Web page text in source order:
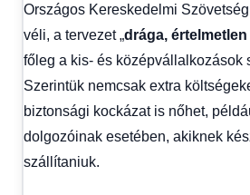
Országos Kereskedelmi
véli, a tervezet „drága,
főleg a kis- és középvállalkozások
Szerintük nemcsak extra
biztonsági kockázat is nőhet,
dolgozóinak esetében, akiknek
szállítaniuk.